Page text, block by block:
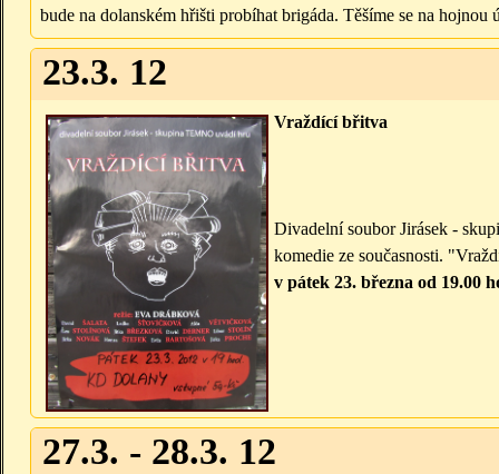
bude na dolanském hřišti probíhat brigáda. Těšíme se na hojnou
23.3. 12
Vraždící břitva
Divadelní soubor Jirásek -
komedie ze současnosti.
v pátek 23. března od 19.00
27.3. - 28.3. 12